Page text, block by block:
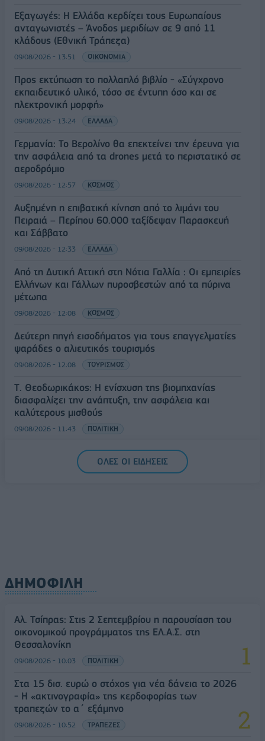
Εξαγωγές: Η Ελλάδα κερδίζει τους Ευρωπαίους
ανταγωνιστές – Άνοδος μεριδίων σε 9 από 11
κλάδους (Εθνική Τράπεζα)
09/08/2026 - 13:51 ΟΙΚΟΝΟΜΙΑ
Προς εκτύπωση το πολλαπλό βιβλίο - «Σύγχρονο
εκπαιδευτικό υλικό, τόσο σε έντυπη όσο και σε
ηλεκτρονική μορφή»
09/08/2026 - 13:24 ΕΛΛΑΔΑ
Γερμανία: Το Βερολίνο θα επεκτείνει την έρευνα για
την ασφάλεια από τα drones μετά το περιστατικό σε
αεροδρόμιο
09/08/2026 - 12:57 ΚΟΣΜΟΣ
Αυξημένη η επιβατική κίνηση από το λιμάνι του
Πειραιά – Περίπου 60.000 ταξίδεψαν Παρασκευή
και Σάββατο
09/08/2026 - 12:33 ΕΛΛΑΔΑ
Από τη Δυτική Αττική στη Νότια Γαλλία : Οι εμπειρίες
Ελλήνων και Γάλλων πυροσβεστών από τα πύρινα
μέτωπα
09/08/2026 - 12:08 ΚΟΣΜΟΣ
Δεύτερη πηγή εισοδήματος για τους επαγγελματίες
ψαράδες ο αλιευτικός τουρισμός
09/08/2026 - 12:08 ΤΟΥΡΙΣΜΟΣ
Τ. Θεοδωρικάκος: Η ενίσχυση της βιομηχανίας
διασφαλίζει την ανάπτυξη, την ασφάλεια και
καλύτερους μισθούς
09/08/2026 - 11:43 ΠΟΛΙΤΙΚΗ
Υπ. Μεταφορών: Οριστική λύση στο ζήτημα των
πινακίδων κυκλοφορίας - Τέλος στις χρονοβόρες
ΟΛΕΣ ΟΙ ΕΙΔΗΣΕΙΣ
ΔΗΜΟΦΙΛΗ
Αλ. Τσίπρας: Στις 2 Σεπτεμβρίου η παρουσίαση του
οικονομικού προγράμματος της ΕΛ.Α.Σ. στη
Θεσσαλονίκη
09/08/2026 - 10:03 ΠΟΛΙΤΙΚΗ
Στα 15 δισ. ευρώ ο στόχος για νέα δάνεια το 2026
- Η «ακτινογραφία» της κερδοφορίας των
τραπεζών το α΄ εξάμηνο
09/08/2026 - 10:52 ΤΡΑΠΕΖΕΣ